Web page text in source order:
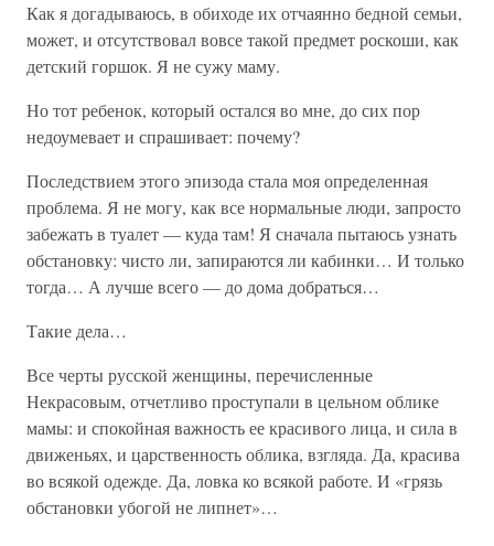
Как я догадываюсь, в обиходе их отчаянно бедной семьи,
может, и отсутствовал вовсе такой предмет роскоши, как
детский горшок. Я не сужу маму.
Но тот ребенок, который остался во мне, до сих пор
недоумевает и спрашивает: почему?
Последствием этого эпизода стала моя определенная
проблема. Я не могу, как все нормальные люди, запросто
забежать в туалет — куда там! Я сначала пытаюсь узнать
обстановку: чисто ли, запираются ли кабинки… И только
тогда… А лучше всего — до дома добраться…
Такие дела…
Все черты русской женщины, перечисленные
Некрасовым, отчетливо проступали в цельном облике
мамы: и спокойная важность ее красивого лица, и сила в
движеньях, и царственность облика, взгляда. Да, красива
во всякой одежде. Да, ловка ко всякой работе. И «грязь
обстановки убогой не липнет»…